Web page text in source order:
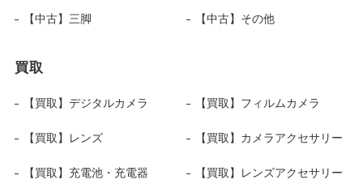
【中古】三脚 【中古】その他
買取
【買取】デジタルカメラ 【買取】フィルムカメラ
【買取】レンズ 【買取】カメラアクセサリー
【買取】充電池・充電器 【買取】レンズアクセサリー